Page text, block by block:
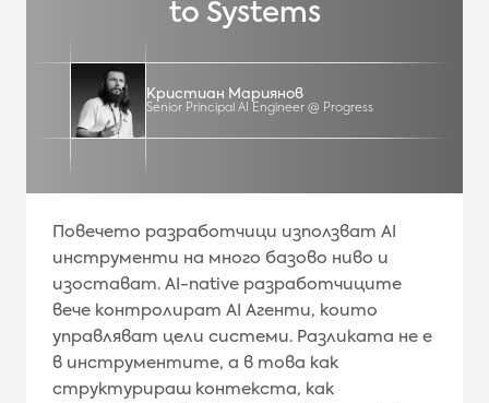
to Systems
Кристиан Мариянов
Senior Principal AI Engineer @ Progress
Повечето разработчици използват AI
инструменти на много базово ниво и
изостават. AI-native разработчиците
вече контролират AI Агенти, които
управляват цели системи. Разликата не е
в инструментите, а в това как
структурираш контекста, как